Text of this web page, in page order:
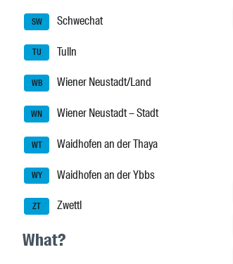
SW Schwechat
TU Tulln
WB Wiener Neustadt/Land
WN Wiener Neustadt – Stadt
WT Waidhofen an der Thaya
WY Waidhofen an der Ybbs
ZT Zwettl
What?